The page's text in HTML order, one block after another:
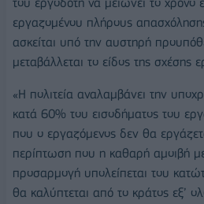
εργαζομένου πλήρους
ασκείται υπό την αυστηρή
μεταβάλλεται το είδος της σχέσης
«Η πολιτεία αναλαμβάνει την
κατά 60% του εισοδήματος του
που ο εργαζόμενος δεν θα
περίπτωση που η καθαρή αμοιβή
προσαρμογή υπολείπεται του
θα καλύπτεται από το κράτος εξ’